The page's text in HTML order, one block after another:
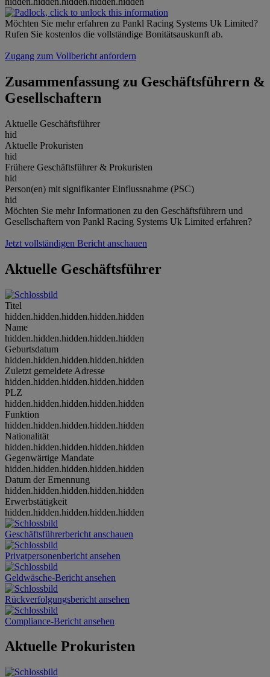
Möchten Sie mehr erfahren zu Pankl Racing Systems Uk Limited?
Rufen Sie kostenlos die vollständige Bonitätsauskunft ab.
Zugang zum Vollbericht anfordern
Zusammenfassung zu Geschäftsführern &
Gesellschaftern
Aktuelle Geschäftsführer
hid
Aktuelle Prokuristen
hid
Frühere Geschäftsführer & Prokuristen
hid
Person(en) mit signifikanter Einflussnahme (PSC)
hid
Möchten Sie mehr Informationen zu den Geschäftsführern und
Gesellschaftern von Pankl Racing Systems Uk Limited erfahren?
Jetzt vollständigen Bericht anschauen
Aktuelle Geschäftsführer
Titel
hidden.hidden.hidden.hidden.hidden
Name
hidden.hidden.hidden.hidden.hidden
Geburtsdatum
hidden.hidden.hidden.hidden.hidden
Zuletzt gemeldete Adresse
hidden.hidden.hidden.hidden.hidden
PLZ
hidden.hidden.hidden.hidden.hidden
Funktion
hidden.hidden.hidden.hidden.hidden
Nationalität
hidden.hidden.hidden.hidden.hidden
Gegenwärtige Mandate
hidden.hidden.hidden.hidden.hidden
Datum der Ernennung
hidden.hidden.hidden.hidden.hidden
Erwerbstätigkeit
hidden.hidden.hidden.hidden.hidden
Geschäftsführerbericht anschauen
Privatpersonenbericht ansehen
Geldwäsche-Bericht ansehen
Rückverfolgungsbericht ansehen
Compliance-Bericht ansehen
Aktuelle Prokuristen